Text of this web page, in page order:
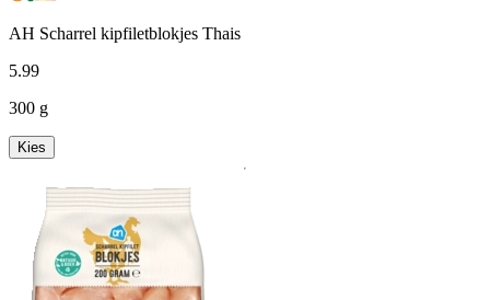
AH Scharrel kipfiletblokjes Thais
5.99
300 g
Kies